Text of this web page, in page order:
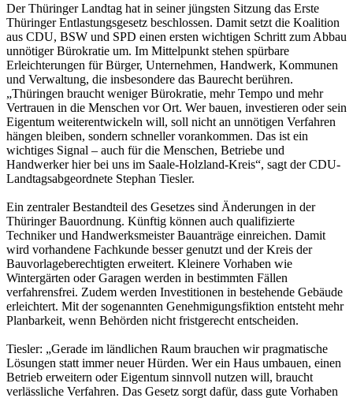
Der Thüringer Landtag hat in seiner jüngsten Sitzung das Erste
Thüringer Entlastungsgesetz beschlossen. Damit setzt die Koalition
aus CDU, BSW und SPD einen ersten wichtigen Schritt zum Abbau
unnötiger Bürokratie um. Im Mittelpunkt stehen spürbare
Erleichterungen für Bürger, Unternehmen, Handwerk, Kommunen
und Verwaltung, die insbesondere das Baurecht berühren.
„Thüringen braucht weniger Bürokratie, mehr Tempo und mehr
Vertrauen in die Menschen vor Ort. Wer bauen, investieren oder sein
Eigentum weiterentwickeln will, soll nicht an unnötigen Verfahren
hängen bleiben, sondern schneller vorankommen. Das ist ein
wichtiges Signal – auch für die Menschen, Betriebe und
Handwerker hier bei uns im Saale-Holzland-Kreis“, sagt der CDU-
Landtagsabgeordnete Stephan Tiesler.
Ein zentraler Bestandteil des Gesetzes sind Änderungen in der
Thüringer Bauordnung. Künftig können auch qualifizierte
Techniker und Handwerksmeister Bauanträge einreichen. Damit
wird vorhandene Fachkunde besser genutzt und der Kreis der
Bauvorlageberechtigten erweitert. Kleinere Vorhaben wie
Wintergärten oder Garagen werden in bestimmten Fällen
verfahrensfrei. Zudem werden Investitionen in bestehende Gebäude
erleichtert. Mit der sogenannten Genehmigungsfiktion entsteht mehr
Planbarkeit, wenn Behörden nicht fristgerecht entscheiden.
Tiesler: „Gerade im ländlichen Raum brauchen wir pragmatische
Lösungen statt immer neuer Hürden. Wer ein Haus umbauen, einen
Betrieb erweitern oder Eigentum sinnvoll nutzen will, braucht
verlässliche Verfahren. Das Gesetz sorgt dafür, dass gute Vorhaben